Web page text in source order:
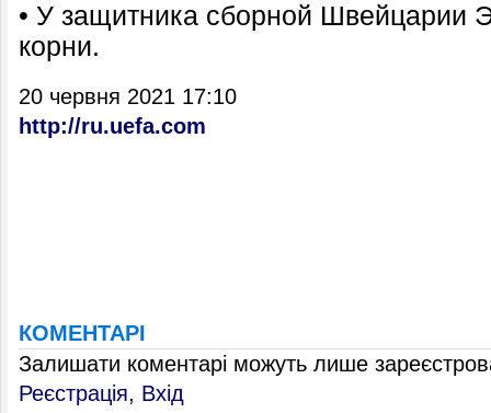
• У защитника сборной Швейцарии
корни.
20 червня 2021 17:10
http://ru.uefa.com
КОМЕНТАРІ
Залишати коментарі можуть лише
Реєстрація, Вхід